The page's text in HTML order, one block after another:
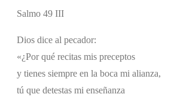
Salmo 49 III
Dios dice al pecador:
«¿Por qué recitas mis preceptos
y tienes siempre en la boca mi alianza,
tú que detestas mi enseñanza